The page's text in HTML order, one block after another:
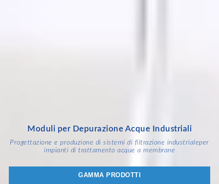
Moduli per Depurazione Acque Industriali
Progettazione e produzione di sistemi di filtrazione industrialeper
impianti di trattamento acque a membrane
GAMMA PRODOTTI